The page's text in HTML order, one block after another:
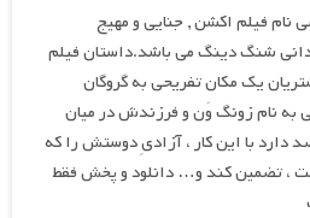
نام فیلم اکشن , جنایی و مهیج
به کارگردانی شنگ دینگ می باشد.داستان فیلم
یک مکان تفریحی به گروگان
به نام زونگ وَن و فرزندش در میان
دارد با این کار ، آزادیِ دوستش را که
، تضمین کند و… دانلود و پخش فقط